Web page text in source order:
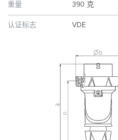
重量 390 克
认证标志 VDE